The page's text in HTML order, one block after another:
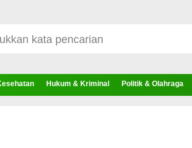
Hukum & Kriminal Politik & Olahraga